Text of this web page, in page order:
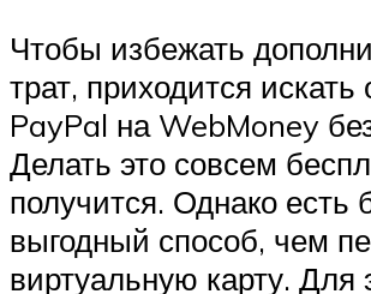
Чтобы избежать
трат, приходится искать
PayPal на WebMoney
Делать это совсем
получится. Однако есть
выгодный способ, чем
виртуальную карту. Для